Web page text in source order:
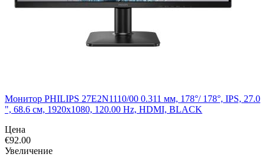
Монитор PHILIPS 27E2N1110/00 0.311 мм, 178°/ 178°, IPS, 27.0
", 68.6 см, 1920x1080, 120.00 Hz, HDMI, BLACK
Цена
€92.00
Увеличение